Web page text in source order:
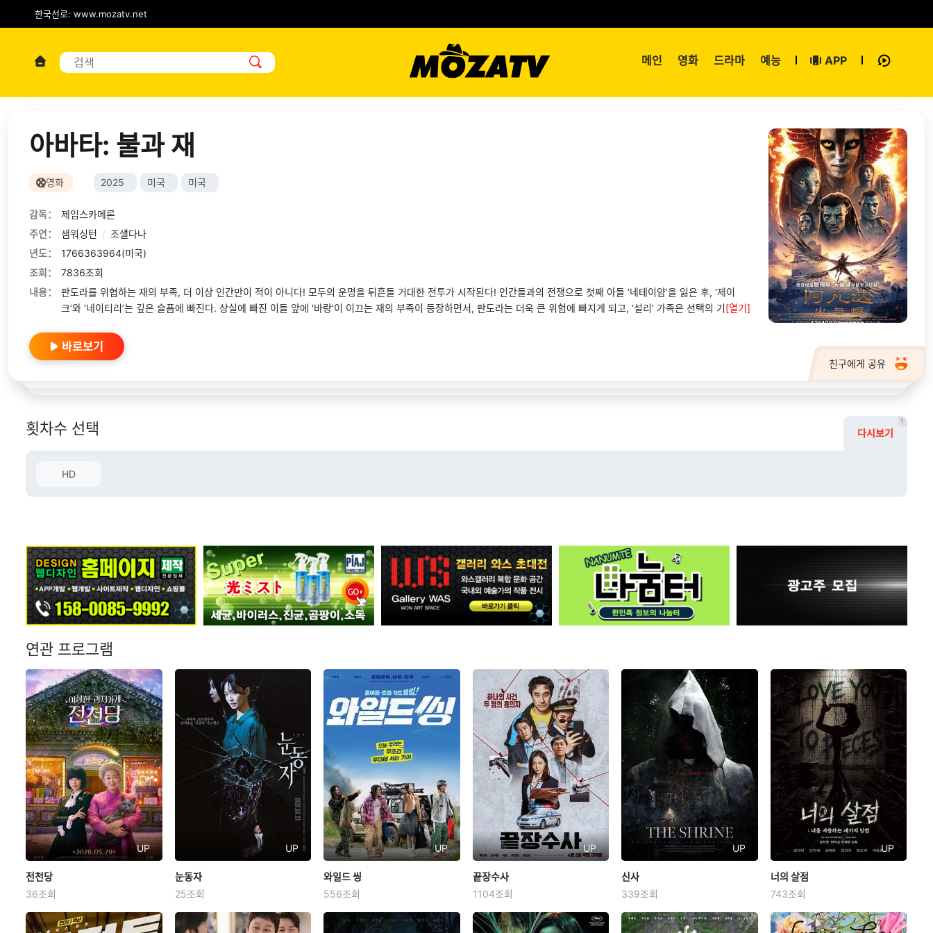
한국선로: www.mozatv.net
메인 영화 드라마 예능 APP
아바타: 불과 재
영화 2025 미국 미국
감독：
제임스카메론
주연：
샘워싱턴 / 조샐다나
년도：
1766363964(미국)
조회：
7836조회
내용：
판도라를 위협하는 재의 부족, 더 이상 인간만이 적이 아니다! 모두의 운명을 뒤흔들 거대한 전투가 시작된다! 인간들과의 전쟁으로 첫째 아들 ‘네테이얌’을 잃은 후, ‘제이
크’와 ‘네이티리’는 깊은 슬픔에 빠진다. 상실에 빠진 이들 앞에 '바랑'이 이끄는 재의 부족이 등장하면서, 판도라는 더욱 큰 위험에 빠지게 되고, ‘설리’ 가족은 선택의 기[열기]
친구에게 공유
바로보기
횟차수 선택 다시보기
1
HD
연관 프로그램
UP
전천당
라미란
“이 과자가 행운일지 불행일지는
전천당
36조회
UP
눈동자
신민아
유전병으로 점차 시력을 잃어가는
눈동자
25조회
UP
와일드 씽
강동원
‘댄스머신’황현우‘절대매력’변도
와일드 씽
556조회
UP
끝장수사
배성우
한때 잘 나가던 광역수사대 에이스
끝장수사
1104조회
UP
신사
김재중
일본 고베의 버려진 마을. 이곳의
신사
339조회
UP
너의 살점
김민채
좀비가 창궐한 세상, 엄마의 집착
너의 살점
743조회